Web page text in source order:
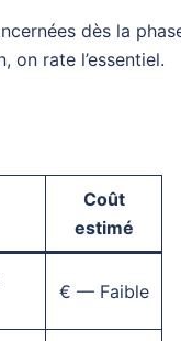
dès la
on rate l’essentiel.
Coût
estimé
€ — Faible